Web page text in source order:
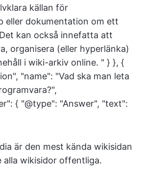
källan för
eller dokumentation om ett
kan också innefatta att
organisera (eller hyperlänka)
i wiki-arkiv online. " } }, {
"name": "Vad ska man leta
{ "@type": "Answer", "text":
är den mest kända wikisidan
alla wikisidor offentliga.